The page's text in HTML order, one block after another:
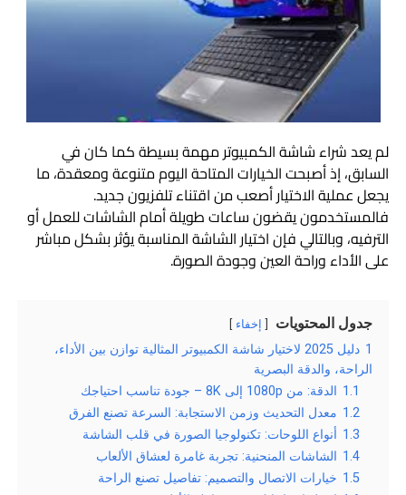
لم يعد شراء شاشة الكمبيوتر مهمة بسيطة كما كان في
السابق، إذ أصبحت الخيارات المتاحة اليوم متنوعة ومعقدة، ما
يجعل عملية الاختيار أصعب من اقتناء تلفزيون جديد.
فالمستخدمون يقضون ساعات طويلة أمام الشاشات للعمل أو
الترفيه، وبالتالي فإن اختيار الشاشة المناسبة يؤثر بشكل مباشر
على الأداء وراحة العين وجودة الصورة.
جدول المحتويات إخفاء
1
دليل 2025 لاختيار شاشة الكمبيوتر المثالية توازن بين الأداء،
الراحة، والدقة البصرية
1.1 الدقة: من 1080p إلى 8K – جودة تناسب احتياجك
1.2 معدل التحديث وزمن الاستجابة: السرعة تصنع الفرق
1.3 أنواع اللوحات: تكنولوجيا الصورة في قلب الشاشة
1.4 الشاشات المنحنية: تجربة غامرة لعشاق الألعاب
1.5 خيارات الاتصال والتصميم: تفاصيل تصنع الراحة